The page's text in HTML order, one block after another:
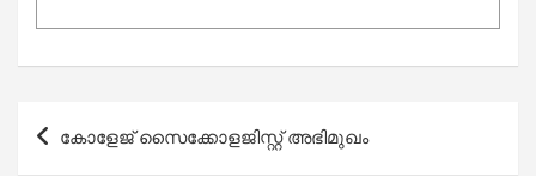
Post
navigation
കോളേജ് സൈക്കോളജിസ്റ്റ് അഭിമുഖം